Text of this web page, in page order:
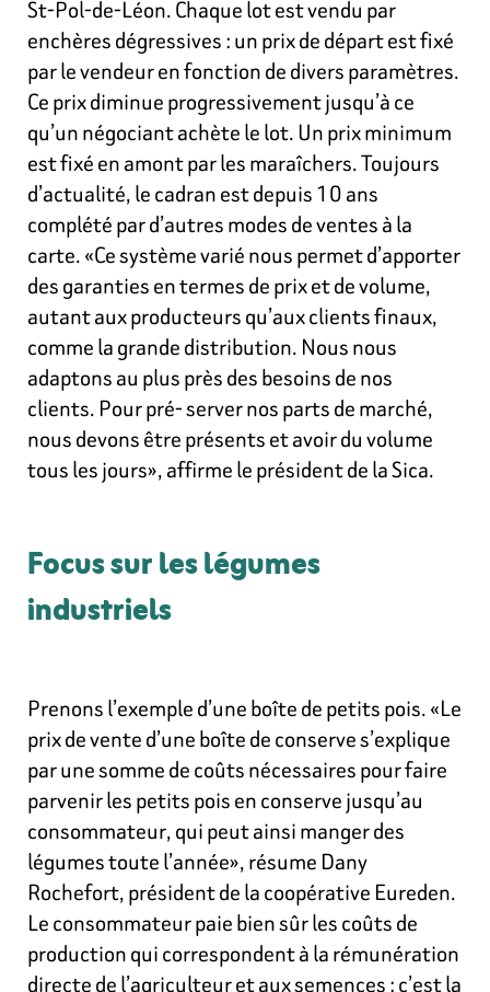
St-Pol-de-Léon. Chaque lot est vendu par
enchères dégressives : un prix de départ est fixé
par le vendeur en fonction de divers paramètres.
Ce prix diminue progressivement jusqu’à ce
qu’un négociant achète le lot. Un prix minimum
est fixé en amont par les maraîchers. Toujours
d’actualité, le cadran est depuis 10 ans
complété par d’autres modes de ventes à la
carte. «Ce système varié nous permet d’apporter
des garanties en termes de prix et de volume,
autant aux producteurs qu’aux clients finaux,
comme la grande distribution. Nous nous
adaptons au plus près des besoins de nos
clients. Pour pré- server nos parts de marché,
nous devons être présents et avoir du volume
tous les jours», affirme le président de la Sica.
Focus sur les légumes
industriels
Prenons l’exemple d’une boîte de petits pois. «Le
prix de vente d’une boîte de conserve s’explique
par une somme de coûts nécessaires pour faire
parvenir les petits pois en conserve jusqu’au
consommateur, qui peut ainsi manger des
légumes toute l’année», résume Dany
Rochefort, président de la coopérative Eureden.
Le consommateur paie bien sûr les coûts de
production qui correspondent à la rémunération
directe de l’agriculteur et aux semences : c’est la